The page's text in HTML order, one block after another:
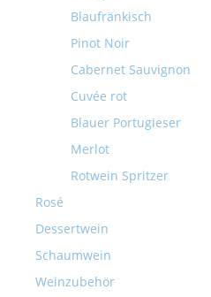
Blaufränkisch
Pinot Noir
Cabernet Sauvignon
Cuvée rot
Blauer Portugieser
Merlot
Rotwein Spritzer
Rosé
Dessertwein
Schaumwein
Weinzubehör